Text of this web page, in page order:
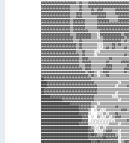
██████████████████████████▓▓▓▓▓▓▒▒
██████████████████████████▓▓▓▓▓▓░░
████████████████████████████▓▓▓▓  ░░
████████████████████████████▓▓▓▓